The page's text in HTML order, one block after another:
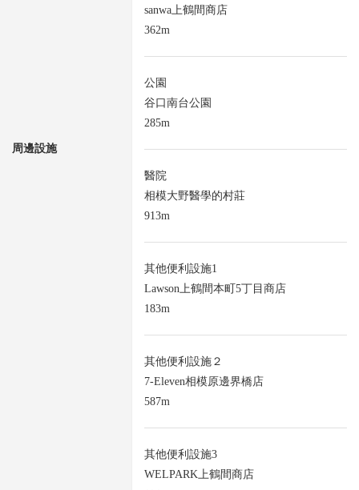
周邊設施
sanwa上鶴間商店
362m
公園
谷口南台公園
285m
醫院
相模大野醫學的村莊
913m
其他便利設施1
Lawson上鶴間本町5丁目商店
183m
其他便利設施２
7-Eleven相模原邊界橋店
587m
其他便利設施3
WELPARK上鶴間商店